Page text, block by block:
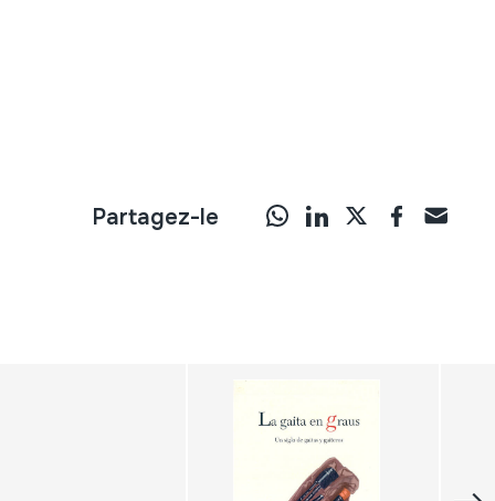
Partagez-le